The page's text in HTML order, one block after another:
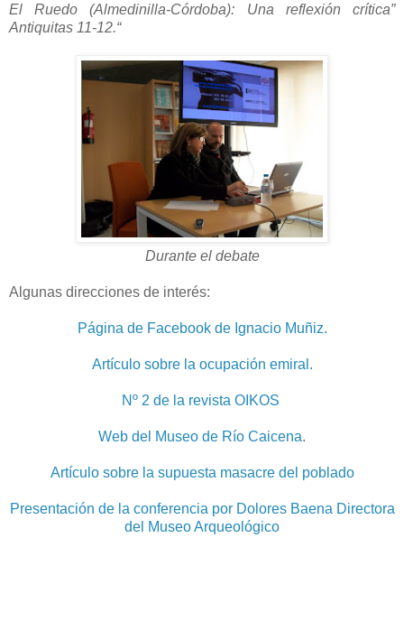
El Ruedo (Almedinilla-Córdoba): Una reflexión crítica”
Antiquitas 11-12.“
Durante el debate
Algunas direcciones de interés:
Página de Facebook de Ignacio Muñiz.
Artículo sobre la ocupación emiral.
Nº 2 de la revista OIKOS
Web del Museo de Río Caicena.
Artículo sobre la supuesta masacre del poblado
Presentación de la conferencia por Dolores Baena Directora
del Museo Arqueológico